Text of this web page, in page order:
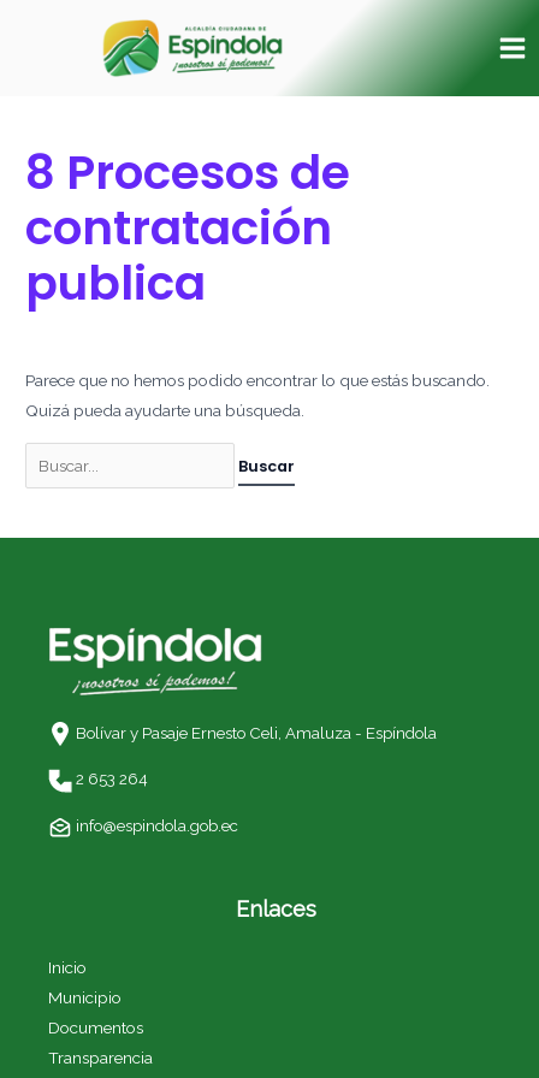
8 Procesos de
contratación
publica
Parece que no hemos podido encontrar lo que estás buscando.
Quizá pueda ayudarte una búsqueda.
Bolívar y Pasaje Ernesto Celi, Amaluza - Espíndola
2 653 264
info@espindola.gob.ec
Enlaces
Inicio
Municipio
Documentos
Transparencia